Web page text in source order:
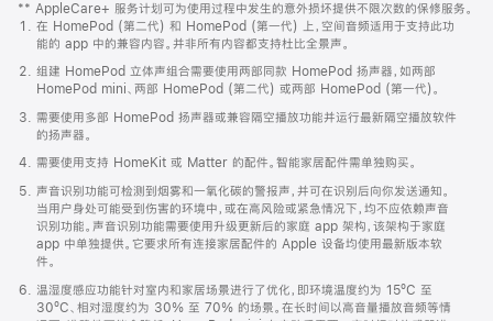
窗
口
中
打
开)
** AppleCare+ 服务计划可为使用过程中发生的意外损坏提供不限次数的保修服务。
在 HomePod (第二代) 和 HomePod (第一代) 上，空间音频适用于支持此功
能的 app 中的兼容内容。并非所有内容都支持杜比全景声。
组建 HomePod 立体声组合需要使用两部同款 HomePod 扬声器，如两部
HomePod mini、两部 HomePod (第二代) 或两部 HomePod (第一代)。
需要使用多部 HomePod 扬声器或兼容隔空播放功能并运行最新隔空播放软件
的扬声器。
需要使用支持 HomeKit 或 Matter 的配件。智能家居配件需单独购买。
声音识别功能可检测到烟雾和一氧化碳的警报声，并可在识别后向你发送通知。
当用户身处可能受到伤害的环境中，或在高风险或紧急情况下，均不应依赖声音
识别功能。声音识别功能需要使用升级更新后的家庭 app 架构，该架构于家庭
app 中单独提供。它要求所有连接家居配件的 Apple 设备均使用最新版本软
件。
温湿度感应功能针对室内和家居场景进行了优化，即环境温度约为 15ºC 至
30ºC、相对湿度约为 30% 至 70% 的场景。在长时间以高音量播放音频等情